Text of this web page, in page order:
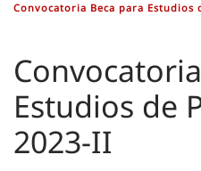
Convocatoria Beca para Estudios
Estudios de
2023-II